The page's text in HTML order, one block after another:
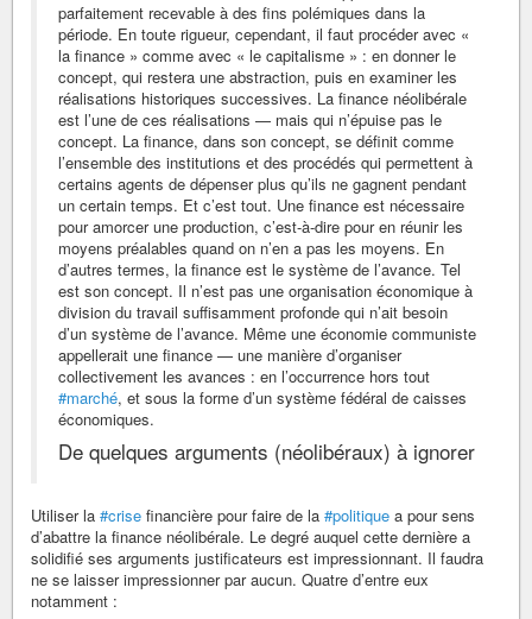
parfaitement recevable à des fins polémiques dans la
période. En toute rigueur, cependant, il faut procéder avec «
la finance » comme avec « le capitalisme » : en donner le
concept, qui restera une abstraction, puis en examiner les
réalisations historiques successives. La finance néolibérale
est l’une de ces réalisations — mais qui n’épuise pas le
concept. La finance, dans son concept, se définit comme
l’ensemble des institutions et des procédés qui permettent à
certains agents de dépenser plus qu’ils ne gagnent pendant
un certain temps. Et c’est tout. Une finance est nécessaire
pour amorcer une production, c’est-à-dire pour en réunir les
moyens préalables quand on n’en a pas les moyens. En
d’autres termes, la finance est le système de l’avance. Tel
est son concept. Il n’est pas une organisation économique à
division du travail suffisamment profonde qui n’ait besoin
d’un système de l’avance. Même une économie communiste
appellerait une finance — une manière d’organiser
collectivement les avances : en l’occurrence hors tout
#marché, et sous la forme d’un système fédéral de caisses
économiques.
De quelques arguments (néolibéraux) à ignorer
Utiliser la #crise financière pour faire de la #politique a pour sens
d’abattre la finance néolibérale. Le degré auquel cette dernière a
solidifié ses arguments justificateurs est impressionnant. Il faudra
ne se laisser impressionner par aucun. Quatre d’entre eux
notamment :